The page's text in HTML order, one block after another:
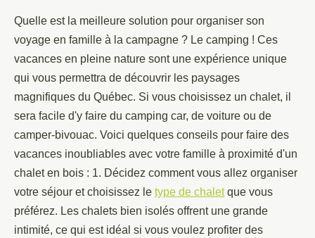
Quelle est la meilleure solution pour organiser son
voyage en famille à la campagne ? Le camping ! Ces
vacances en pleine nature sont une expérience unique
qui vous permettra de découvrir les paysages
magnifiques du Québec. Si vous choisissez un chalet, il
sera facile d'y faire du camping car, de voiture ou de
camper-bivouac. Voici quelques conseils pour faire des
vacances inoubliables avec votre famille à proximité d'un
chalet en bois : 1. Décidez comment vous allez organiser
votre séjour et choisissez le type de chaletque vous
préférez. Les chalets bien isolés offrent une grande
intimité, ce qui est idéal si vous voulez profiter des